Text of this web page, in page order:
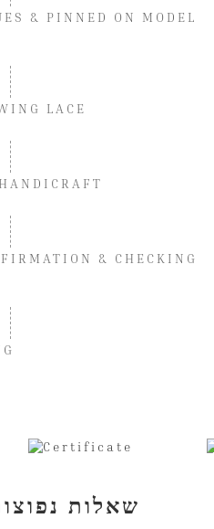
& PINNED ON MODEL
LACE
& CHECKING
שאלות